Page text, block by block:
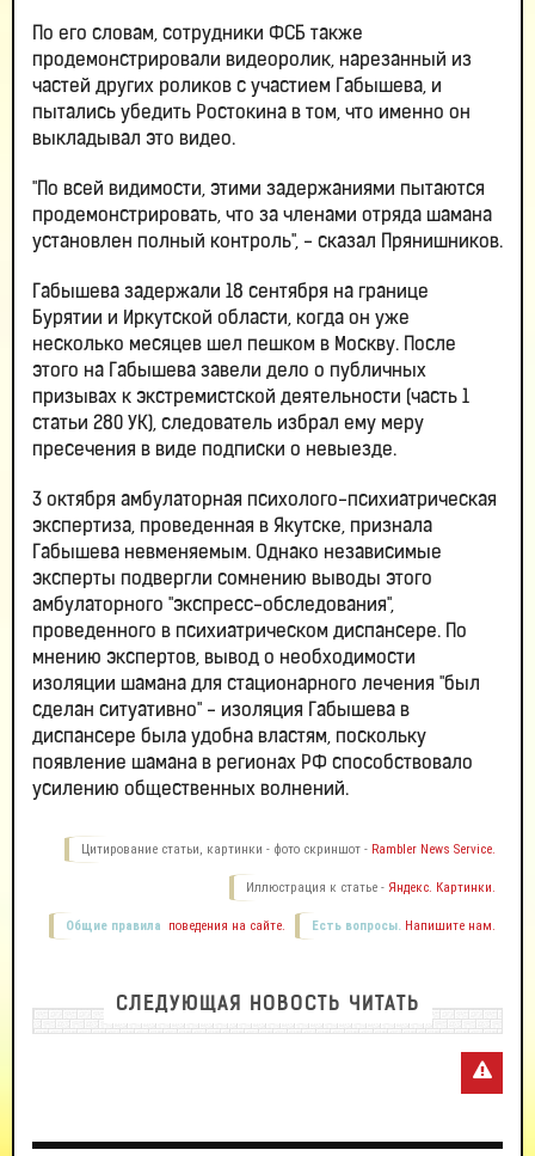
По его словам, сотрудники ФСБ также
продемонстрировали видеоролик, нарезанный из
частей других роликов с участием Габышева, и
пытались убедить Ростокина в том, что именно он
выкладывал это видео.
"По всей видимости, этими задержаниями пытаются
продемонстрировать, что за членами отряда шамана
установлен полный контроль", - сказал Прянишников.
Габышева задержали 18 сентября на границе
Бурятии и Иркутской области, когда он уже
несколько месяцев шел пешком в Москву. После
этого на Габышева завели дело о публичных
призывах к экстремистской деятельности (часть 1
статьи 280 УК), следователь избрал ему меру
пресечения в виде подписки о невыезде.
3 октября амбулаторная психолого-психиатрическая
экспертиза, проведенная в Якутске, признала
Габышева невменяемым. Однако независимые
эксперты подвергли сомнению выводы этого
амбулаторного "экспресс-обследования",
проведенного в психиатрическом диспансере. По
мнению экспертов, вывод о необходимости
изоляции шамана для стационарного лечения "был
сделан ситуативно" - изоляция Габышева в
диспансере была удобна властям, поскольку
появление шамана в регионах РФ способствовало
усилению общественных волнений.
Цитирование статьи, картинки - фото скриншот - Rambler News Service.
Иллюстрация к статье - Яндекс. Картинки.
Есть вопросы. Напишите нам.
Общие правила поведения на сайте.
СЛЕДУЮЩАЯ НОВОСТЬ ЧИТАТЬ